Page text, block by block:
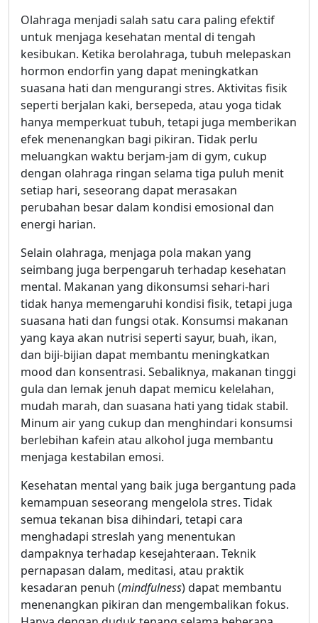
Olahraga menjadi salah satu cara paling efektif
untuk menjaga kesehatan mental di tengah
kesibukan. Ketika berolahraga, tubuh melepaskan
hormon endorfin yang dapat meningkatkan
suasana hati dan mengurangi stres. Aktivitas fisik
seperti berjalan kaki, bersepeda, atau yoga tidak
hanya memperkuat tubuh, tetapi juga memberikan
efek menenangkan bagi pikiran. Tidak perlu
meluangkan waktu berjam-jam di gym, cukup
dengan olahraga ringan selama tiga puluh menit
setiap hari, seseorang dapat merasakan
perubahan besar dalam kondisi emosional dan
energi harian.
Selain olahraga, menjaga pola makan yang
seimbang juga berpengaruh terhadap kesehatan
mental. Makanan yang dikonsumsi sehari-hari
tidak hanya memengaruhi kondisi fisik, tetapi juga
suasana hati dan fungsi otak. Konsumsi makanan
yang kaya akan nutrisi seperti sayur, buah, ikan,
dan biji-bijian dapat membantu meningkatkan
mood dan konsentrasi. Sebaliknya, makanan tinggi
gula dan lemak jenuh dapat memicu kelelahan,
mudah marah, dan suasana hati yang tidak stabil.
Minum air yang cukup dan menghindari konsumsi
berlebihan kafein atau alkohol juga membantu
menjaga kestabilan emosi.
Kesehatan mental yang baik juga bergantung pada
kemampuan seseorang mengelola stres. Tidak
semua tekanan bisa dihindari, tetapi cara
menghadapi streslah yang menentukan
dampaknya terhadap kesejahteraan. Teknik
pernapasan dalam, meditasi, atau praktik
kesadaran penuh (mindfulness) dapat membantu
menenangkan pikiran dan mengembalikan fokus.